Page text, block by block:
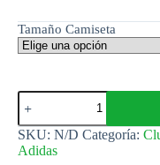
Tamaño Camiseta
U.
de
Chile
Chaqueta
Presentación
SKU: N/D Categoría:
Adidas